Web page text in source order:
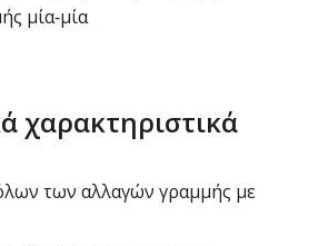
μία‑μία
χαρακτηριστικά
των αλλαγών γραμμής με